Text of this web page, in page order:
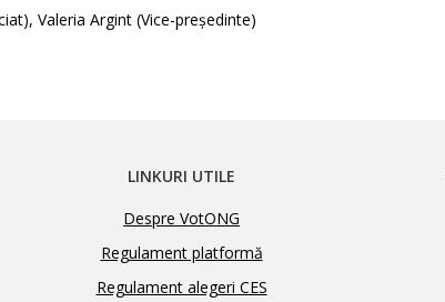
Valeria Argint (Vice-președinte)
LINKURI UTILE
Despre VotONG
Regulament platformă
Regulament alegeri CES